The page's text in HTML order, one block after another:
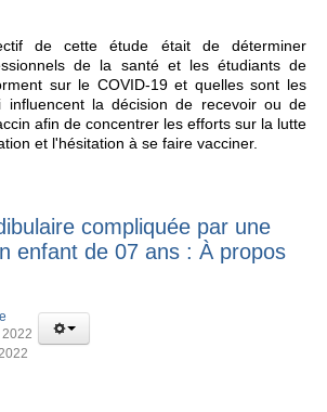
de cette étude était de déterminer
de la santé et les étudiants de
sur le COVID-19 et quelles sont les
influencent la décision de recevoir ou de
afin de concentrer les efforts sur la lutte
et l'hésitation à se faire vacciner.
compliquée par une
enfant de 07 ans : À propos